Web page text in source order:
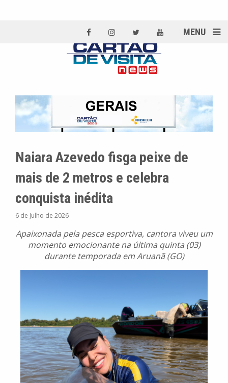
MENU
Naiara Azevedo fisga peixe de
mais de 2 metros e celebra
conquista inédita
6 de Julho de 2026
Apaixonada pela pesca esportiva, cantora viveu um
momento emocionante na última quinta (03)
durante temporada em Aruanã (GO)